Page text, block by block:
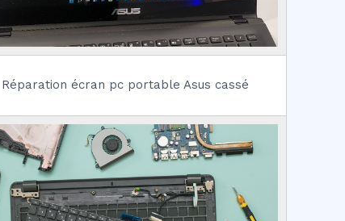
Réparation écran pc portable Asus cassé